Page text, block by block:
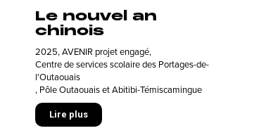
Le nouvel an
chinois
2025,AVENIR projet engagé,
Centre de services scolaire des Portages-de-
l'Outaouais
, Pôle Outaouais et Abitibi-Témiscamingue
Lire plus